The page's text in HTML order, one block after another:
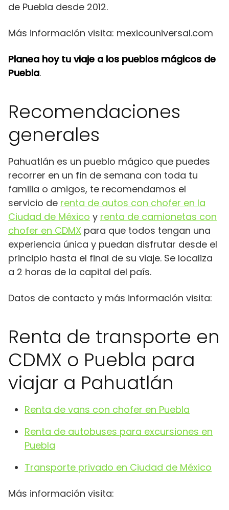
de Puebla desde 2012.
Más información visita: mexicouniversal.com
Planea hoy tu viaje a los pueblos mágicos de
Puebla.
Recomendaciones
generales
Pahuatlán es un pueblo mágico que puedes
recorrer en un fin de semana con toda tu
familia o amigos, te recomendamos el
servicio de renta de autos con chofer en la
Ciudad de México y renta de camionetas con
chofer en CDMX para que todos tengan una
experiencia única y puedan disfrutar desde el
principio hasta el final de su viaje. Se localiza
a 2 horas de la capital del país.
Datos de contacto y más información visita:
Renta de transporte en
CDMX o Puebla para
viajar a Pahuatlán
Renta de vans con chofer en Puebla
Renta de autobuses para excursiones en
Puebla
Transporte privado en Ciudad de México
Más información visita: